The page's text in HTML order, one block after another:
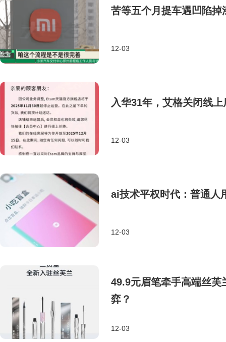
苦等五个月提车遇凹陷
12-03
入华31年，艾格关闭线
12-03
ai技术平权时代：普通人
12-03
49.9元眉笔牵手高端丝芙
弈？
12-03